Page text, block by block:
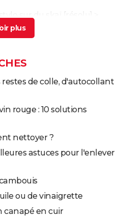
de colle, d'autocollant
rouge : 10 solutions
nettoyer ?
astuces pour l'enlever
ou de vinaigrette
canapé en cuir